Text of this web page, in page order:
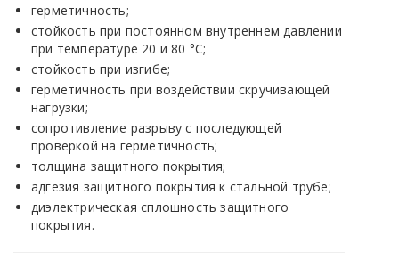
герметичность;
стойкость при постоянном внутреннем давлении
при температуре 20 и 80 °С;
стойкость при изгибе;
герметичность при воздействии скручивающей
нагрузки;
сопротивление разрыву с последующей
проверкой на герметичность;
толщина защитного покрытия;
адгезия защитного покрытия к стальной трубе;
диэлектрическая сплошность защитного
покрытия.